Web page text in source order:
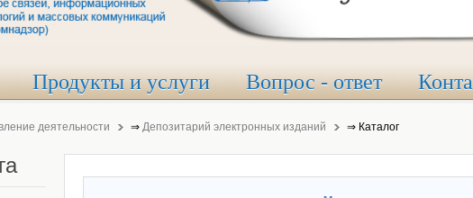
Продукты и услуги Вопрос - ответ
деятельности ⇒ Депозитарий электронных изданий ⇒ Каталог